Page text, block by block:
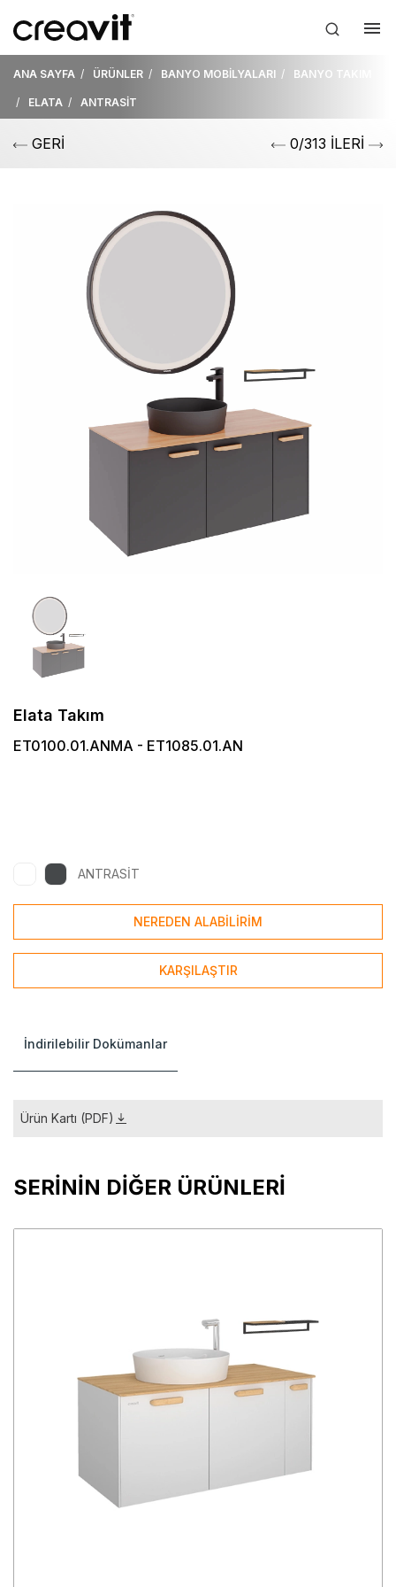
ANA SAYFA ÜRÜNLER BANYO MOBİLYALARI BANYO TAKIM
ELATA ANTRASİT
GERİ 0/313 İLERİ
Elata Takım
ET0100.01.ANMA - ET1085.01.AN
ANTRASİT
NEREDEN ALABİLİRİM
KARŞILAŞTIR
İndirilebilir Dokümanlar
Ürün Kartı (PDF)
SERİNİN DİĞER ÜRÜNLERİ